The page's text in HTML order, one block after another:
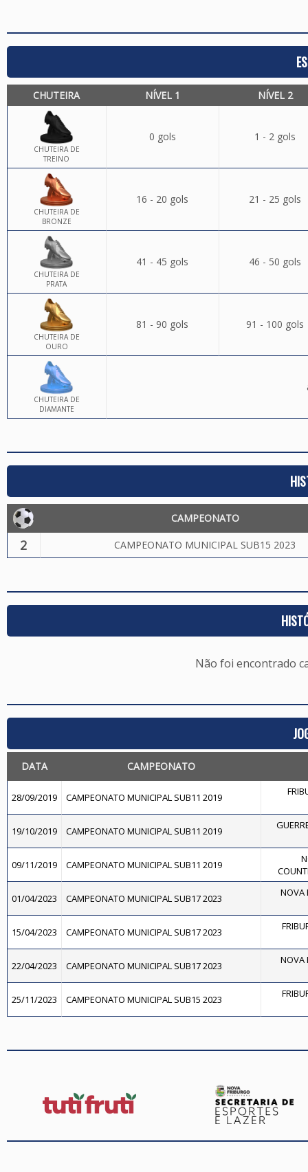
CHUTEIRA NÍVEL 1 NÍVEL 2
CHUTEIRA DE
TREINO
0 gols 1 - 2 gols
CHUTEIRA DE
BRONZE
16 - 20 gols 21 - 25 gols
CHUTEIRA DE
PRATA
41 - 45 gols 46 - 50 gols
CHUTEIRA DE
OURO
81 - 90 gols 91 - 100 gols
CHUTEIRA DE
DIAMANTE
CAMPEONATO
2 CAMPEONATO MUNICIPAL SUB15 2023
Não foi encontrado
DATA CAMPEONATO
28/09/2019 CAMPEONATO MUNICIPAL SUB11 2019
19/10/2019 CAMPEONATO MUNICIPAL SUB11 2019
09/11/2019 CAMPEONATO MUNICIPAL SUB11 2019
01/04/2023 CAMPEONATO MUNICIPAL SUB17 2023 NOVA
15/04/2023 CAMPEONATO MUNICIPAL SUB17 2023
22/04/2023 CAMPEONATO MUNICIPAL SUB17 2023 NOVA
25/11/2023 CAMPEONATO MUNICIPAL SUB15 2023